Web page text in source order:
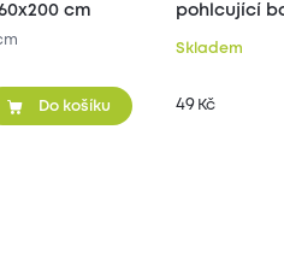
cm
Do košíku
pohlcující
Skladem
49 Kč